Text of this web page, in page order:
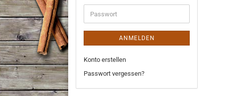
Adresse
Passwort
ANMELDEN
Konto erstellen
Passwort vergessen?